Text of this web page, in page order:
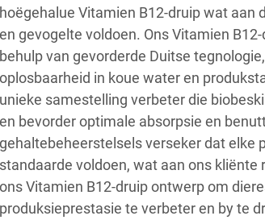
hoëgehalue Vitamien B12-druip wat aan
en gevogelte voldoen. Ons Vitamien
behulp van gevorderde Duitse
oplosbaarheid in koue water en
unieke samestelling verbeter die
en bevorder optimale absorpsie en
gehaltebeheerstelsels verseker dat elke
standaarde voldoen, wat aan ons kliënte
ons Vitamien B12-druip ontwerp om
produksieprestasie te verbeter en by te